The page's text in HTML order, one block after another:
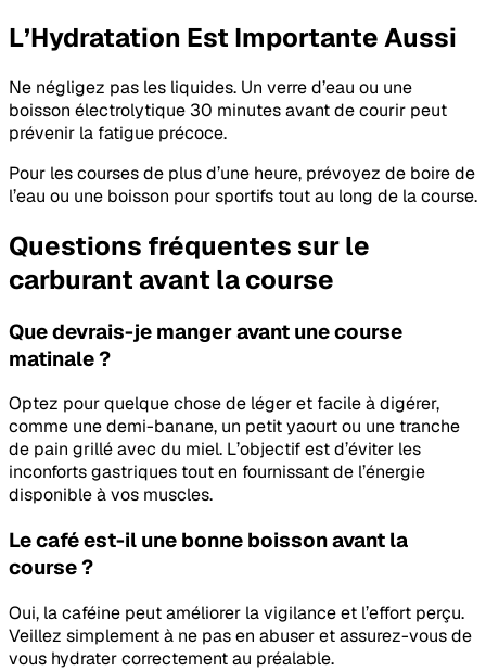
L’Hydratation Est Importante Aussi
Ne négligez pas les liquides. Un verre d’eau ou une
boisson électrolytique 30 minutes avant de courir peut
prévenir la fatigue précoce.
Pour les courses de plus d’une heure, prévoyez de boire de
l’eau ou une boisson pour sportifs tout au long de la course.
Questions fréquentes sur le
carburant avant la course
Que devrais-je manger avant une course
matinale ?
Optez pour quelque chose de léger et facile à digérer,
comme une demi-banane, un petit yaourt ou une tranche
de pain grillé avec du miel. L’objectif est d’éviter les
inconforts gastriques tout en fournissant de l’énergie
disponible à vos muscles.
Le café est-il une bonne boisson avant la
course ?
Oui, la caféine peut améliorer la vigilance et l’effort perçu.
Veillez simplement à ne pas en abuser et assurez-vous de
vous hydrater correctement au préalable.